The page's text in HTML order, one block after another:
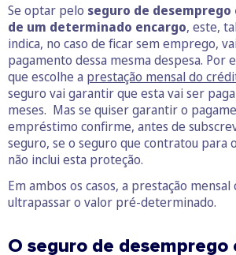
Se optar pelo seguro de
de um determinado encargo, este,
indica, no caso de ficar sem emprego,
pagamento dessa mesma despesa. Por
que escolhe a prestação mensal do
seguro vai garantir que esta vai ser
meses. Mas se quiser garantir o
empréstimo confirme, antes de
seguro, se o seguro que contratou para
não inclui esta proteção.
Em ambos os casos, a prestação
ultrapassar o valor pré-determinado.
O seguro de desemprego